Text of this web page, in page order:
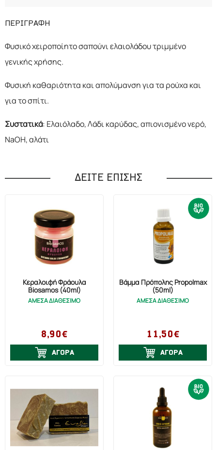
ΠΕΡΙΓΡΑΦΗ
Φυσικό χειροποίητο σαπούνι ελαιολάδου τριμμένο
γενικής χρήσης.
Φυσική καθαριότητα και απολύμανση για τα ρούχα και
για το σπίτι.
Συστατικά: Ελαιόλαδο, Λάδι καρύδας, απιονισμένο νερό,
NaOH, αλάτι
ΔΕΙΤΕ ΕΠΙΣΗΣ
Κεραλοιφή Φράουλα
Biosamos (40ml)
ΑΜΕΣΑ ΔΙΑΘΕΣΙΜΟ
8,90€
ΑΓΟΡΑ
Βάμμα Πρόπολης Propolmax
(50ml)
ΑΜΕΣΑ ΔΙΑΘΕΣΙΜΟ
11,50€
ΑΓΟΡΑ